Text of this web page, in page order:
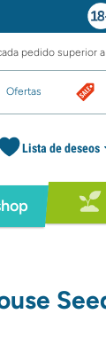
pedido superior
Ofertas
Lista de deseos